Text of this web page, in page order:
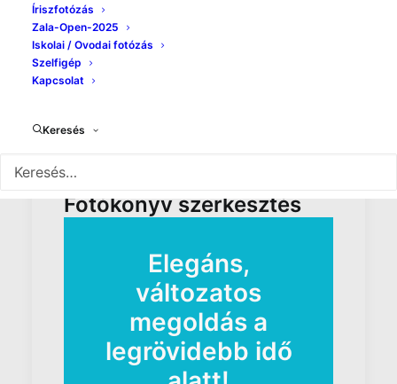
Íriszfotózás
Zala-Open-2025
Iskolai / Ovodai fotózás
Szelfigép
Kapcsolat
Keresés
Fotókönyv rendelés -
Fotókönyv szerkesztés
Elegáns,
változatos
megoldás a
legrövidebb idő